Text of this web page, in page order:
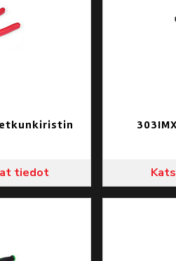
letkunkiristin
tiedot